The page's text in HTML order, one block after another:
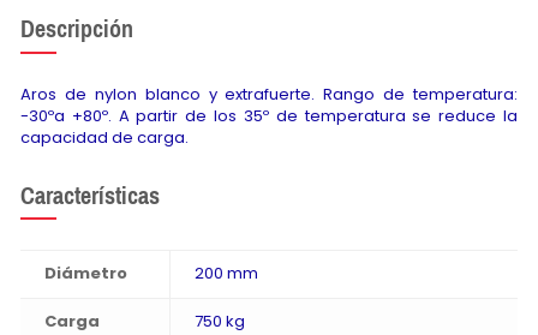
Descripción
Aros de nylon blanco y extrafuerte. Rango de temperatura:
-30ºa +80º. A partir de los 35º de temperatura se reduce la
capacidad de carga.
Características
Diámetro 200 mm
Carga 750 kg